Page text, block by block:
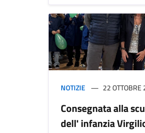
NOTIZIE 22 OTTOBRE
Consegnata alla
dell' infanzia